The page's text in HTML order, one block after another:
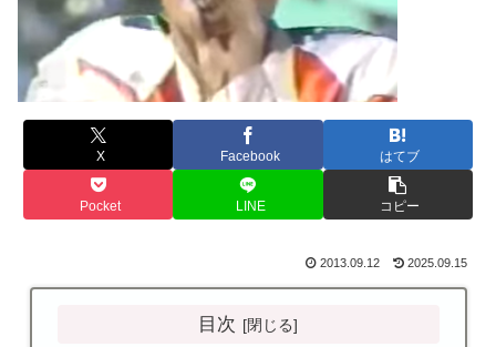
X Facebook はてブ
Pocket LINE コピー
2013.09.12 2025.09.15
目次